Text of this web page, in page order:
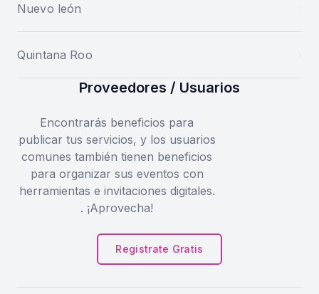
Nuevo león
Quintana Roo
Proveedores / Usuarios
Encontrarás beneficios para
publicar tus servicios, y los usuarios
comunes también tienen beneficios
para organizar sus eventos con
herramientas e invitaciones digitales.
. ¡Aprovecha!
Registrate Gratis